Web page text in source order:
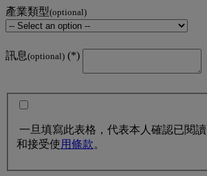
產業類型(optional)
訊息(optional)
一旦填寫此表格，代表本人確認已閱讀
和接受使用條款。